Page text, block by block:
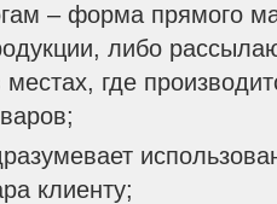
– форма прямого
либо
местах, где
клиенту;